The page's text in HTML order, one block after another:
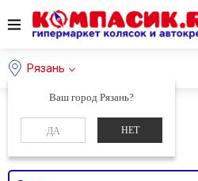
Рязань
Ваш город Рязань?
ДА НЕТ
Главная Каталог
Поиск по каталогу